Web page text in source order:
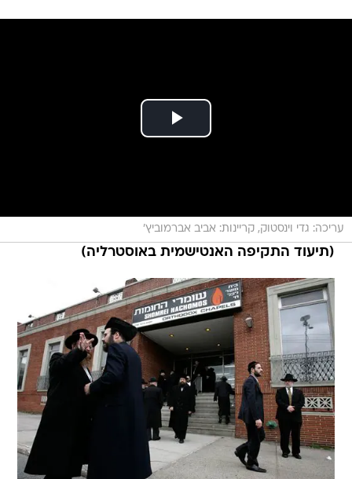
עריכה: גדי וינסטוק, קריינות: אביב אברמוביץ'
(תיעוד התקיפה האנטישמית באוסטרליה)